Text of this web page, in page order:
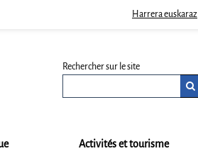
Harrera euskaraz
Rechercher sur le site
Activités et tourisme